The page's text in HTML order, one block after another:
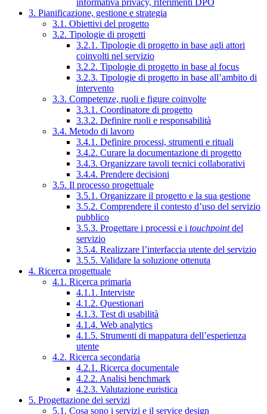
informativa privacy, riferimenti DPO
3. Pianificazione, gestione e strategia
3.1. Obiettivi del progetto
3.2. Tipologie di progetti
3.2.1. Tipologie di progetto in base agli attori
coinvolti nel servizio
3.2.2. Tipologie di progetto in base al focus
3.2.3. Tipologie di progetto in base all’ambito di
intervento
3.3. Competenze, ruoli e figure coinvolte
3.3.1. Coordinatore di progetto
3.3.2. Definire ruoli e responsabilità
3.4. Metodo di lavoro
3.4.1. Definire processi, strumenti e rituali
3.4.2. Curare la documentazione di progetto
3.4.3. Organizzare tavoli tecnici collaborativi
3.4.4. Prendere decisioni
3.5. Il processo progettuale
3.5.1. Organizzare il progetto e la sua gestione
3.5.2. Comprendere il contesto d’uso del servizio
pubblico
3.5.3. Progettare i processi e i touchpointdel
servizio
3.5.4. Realizzare l’interfaccia utente del servizio
3.5.5. Validare la soluzione ottenuta
4. Ricerca progettuale
4.1. Ricerca primaria
4.1.1. Interviste
4.1.2. Questionari
4.1.3. Test di usabilità
4.1.4. Web analytics
4.1.5. Strumenti di mappatura dell’esperienza
utente
4.2. Ricerca secondaria
4.2.1. Ricerca documentale
4.2.2. Analisi benchmark
4.2.3. Valutazione euristica
5. Progettazione dei servizi
5.1. Cosa sono i servizi e il service design